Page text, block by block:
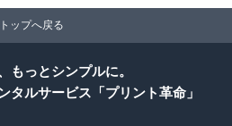
ップへ戻る
もっとシンプルに。
タルサービス「プリント革命」